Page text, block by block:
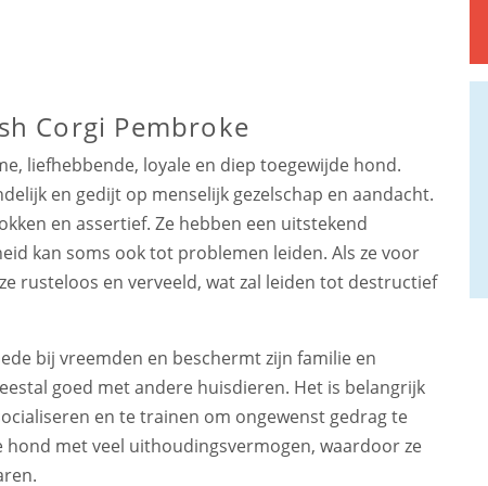
Corgi Pembroke
liefhebbende, loyale en diep toegewijde hond.
en gedijt op menselijk gezelschap en aandacht.
en assertief. Ze hebben een uitstekend
kan soms ook tot problemen leiden. Als ze voor
rusteloos en verveeld, wat zal leiden tot destructief
bij vreemden en beschermt zijn familie en
goed met andere huisdieren. Het is belangrijk
en te trainen om ongewenst gedrag te
met veel uithoudingsvermogen, waardoor ze